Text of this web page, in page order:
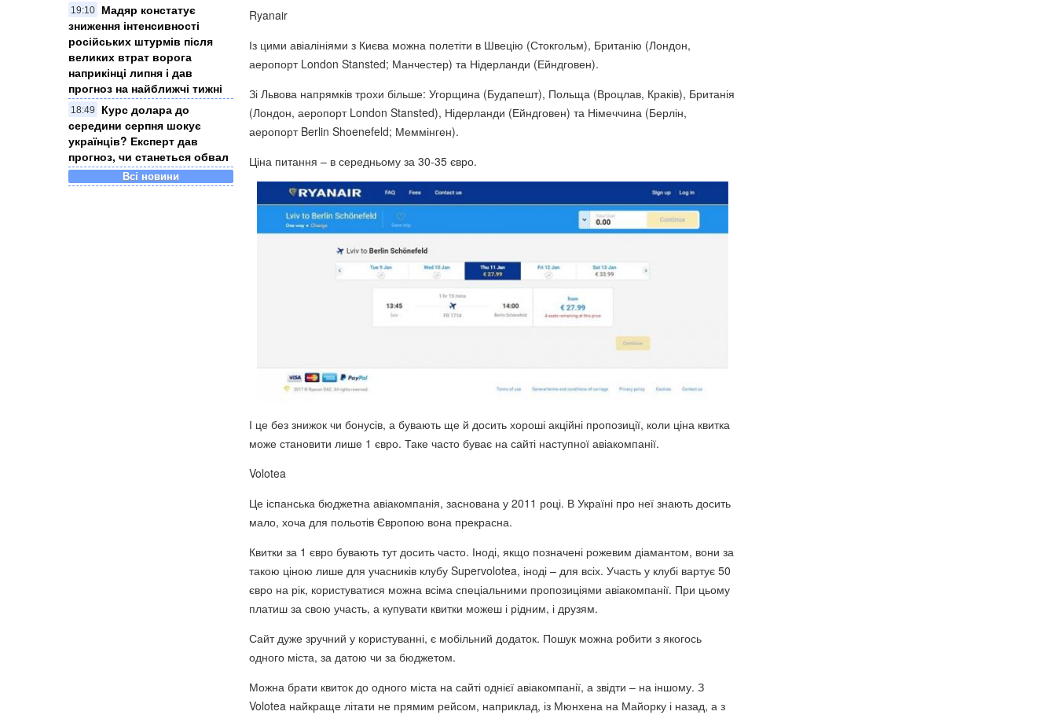
19:10
Мадяр констатує
зниження інтенсивності
російських штурмів після
великих втрат ворога
наприкінці липня і дав
прогноз на найближчі тижні
18:49
Курс долара до
середини серпня шокує
українців? Експерт дав
прогноз, чи станеться обвал
Всі новини
Ryanair
Із цими авіалініями з Києва можна полетіти в Швецію (Стокгольм), Британію (Лондон,
аеропорт London Stansted; Манчестер) та Нідерланди (Ейндговен).
Зі Львова напрямків трохи більше: Угорщина (Будапешт), Польща (Вроцлав, Краків), Британія
(Лондон, аеропорт London Stansted), Нідерланди (Ейндговен) та Німеччина (Берлін,
аеропорт Berlin Shoenefeld; Меммінген).
Ціна питання – в середньому за 30-35 євро.
І це без знижок чи бонусів, а бувають ще й досить хороші акційні пропозиції, коли ціна квитка
може становити лише 1 євро. Таке часто буває на сайті наступної авіакомпанії.
Volotea
Це іспанська бюджетна авіакомпанія, заснована у 2011 році. В Україні про неї знають досить
мало, хоча для польотів Європою вона прекрасна.
Квитки за 1 євро бувають тут досить часто. Іноді, якщо позначені рожевим діамантом, вони за
такою ціною лише для учасників клубу Supervolotea, іноді – для всіх. Участь у клубі вартує 50
євро на рік, користуватися можна всіма спеціальними пропозиціями авіакомпанії. При цьому
платиш за свою участь, а купувати квитки можеш і рідним, і друзям.
Сайт дуже зручний у користуванні, є мобільний додаток. Пошук можна робити з якогось
одного міста, за датою чи за бюджетом.
Можна брати квиток до одного міста на сайті однієї авіакомпанії, а звідти – на іншому. З
Volotea найкраще літати не прямим рейсом, наприклад, із Мюнхена на Майорку і назад, а з